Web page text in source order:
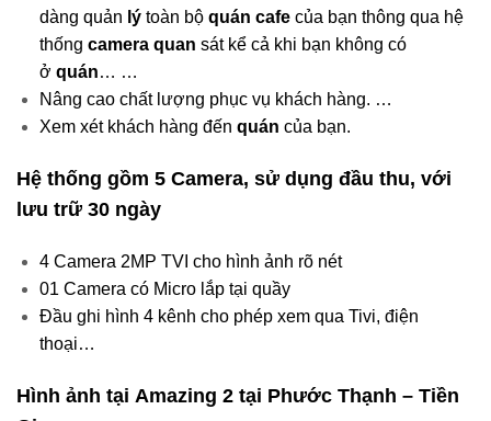
dàng quản lýtoàn bộ quán cafecủa bạn thông qua hệ
thống camera quan sát kể cả khi bạn không có
ở quán… …
Nâng cao chất lượng phục vụ khách hàng. …
Xem xét khách hàng đến quán của bạn.
Hệ thống gồm 5 Camera, sử dụng đầu thu, với
lưu trữ 30 ngày
4 Camera 2MP TVI cho hình ảnh rõ nét
01 Camera có Micro lắp tại quầy
Đầu ghi hình 4 kênh cho phép xem qua Tivi, điện
thoại…
Hình ảnh tại Amazing 2 tại Phước Thạnh – Tiền